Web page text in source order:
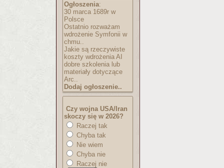
Ogłoszenia:
30 marca 1689r w
Polsce
Ostatnio rozważam
wdrożenie Symfonii w
chmu..
Jakie są rzeczywiste
koszty wdrożenia AI
dobre szkolenia lub
materiały dotyczące
Arc..
Dodaj ogłoszenie..
Czy wojna USA/Iran
skoczy się w 2026?
Raczej tak
Chyba tak
Nie wiem
Chyba nie
Raczej nie